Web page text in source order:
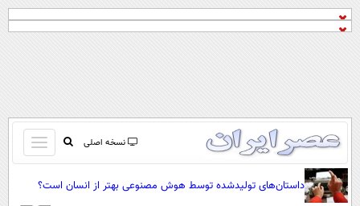
نسخه اصلی
باز
و
بسته
صفحه اول
داستان‌های تولیدشده توسط هوش مصنوعی بهتر از انسان است؟